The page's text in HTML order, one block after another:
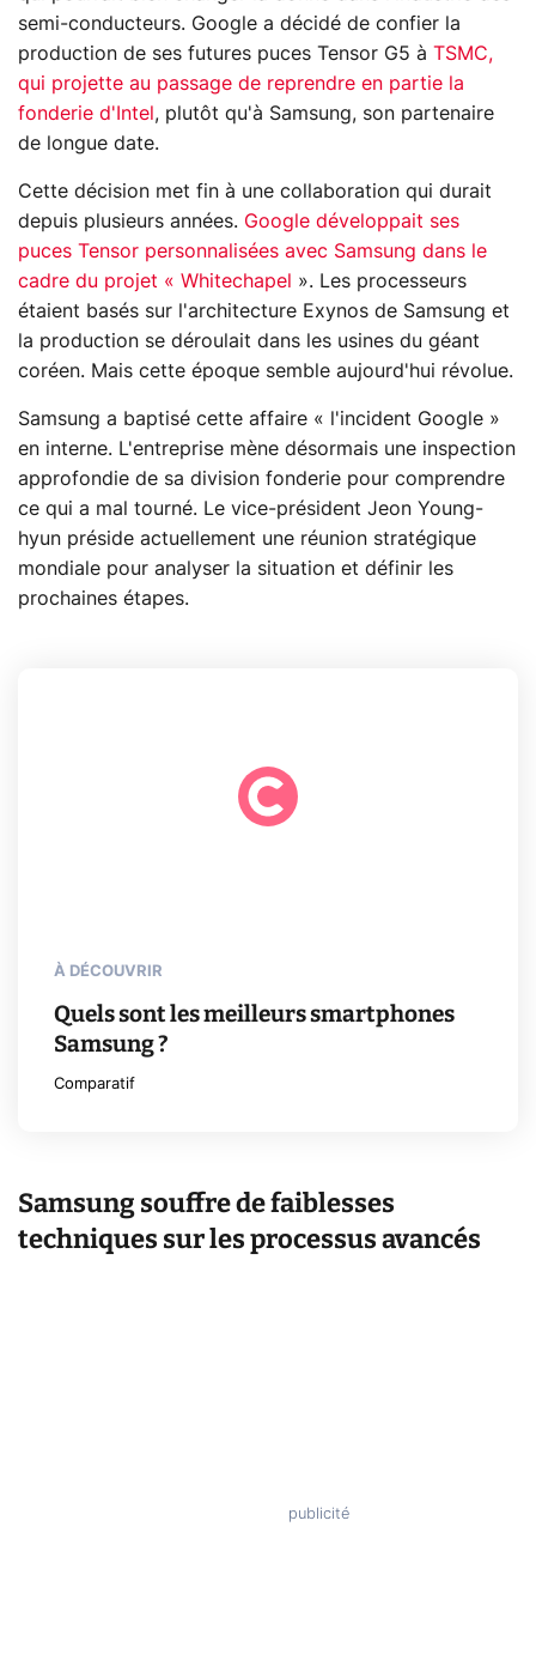
semi-conducteurs. Google a décidé de confier la
production de ses futures puces Tensor G5 à TSMC,
qui projette au passage de reprendre en partie la
fonderie d'Intel , plutôt qu'à Samsung, son partenaire
de longue date.
Cette décision met fin à une collaboration qui durait
depuis plusieurs années. Google développait ses
puces Tensor personnalisées avec Samsung dans le
cadre du projet « Whitechapel ». Les processeurs
étaient basés sur l'architecture Exynos de Samsung et
la production se déroulait dans les usines du géant
coréen. Mais cette époque semble aujourd'hui révolue.
Samsung a baptisé cette affaire « l'incident Google »
en interne. L'entreprise mène désormais une inspection
approfondie de sa division fonderie pour comprendre
ce qui a mal tourné. Le vice-président Jeon Young-
hyun préside actuellement une réunion stratégique
mondiale pour analyser la situation et définir les
prochaines étapes.
À DÉCOUVRIR
Quels sont les meilleurs smartphones
Samsung ?
Comparatif
Samsung souffre de faiblesses
techniques sur les processus avancés